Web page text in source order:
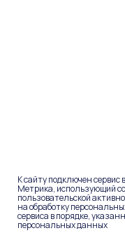
К сайту подключен
Метрика, использующий
пользовательской
на обработку
сервиса в порядке,
персональных данных